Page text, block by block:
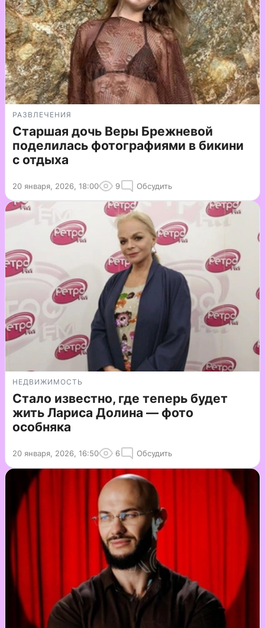
РАЗВЛЕЧЕНИЯ
Старшая дочь Веры Брежневой
поделилась фотографиями в бикини
с отдыха
20 января, 2026, 18:00 9 Обсудить
НЕДВИЖИМОСТЬ
Стало известно, где теперь будет
жить Лариса Долина — фото
особняка
20 января, 2026, 16:50 6 Обсудить